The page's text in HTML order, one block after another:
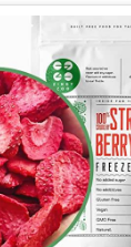
Douceur
présente
fruit,
vos
ajout de
SANS
SANS
Sans